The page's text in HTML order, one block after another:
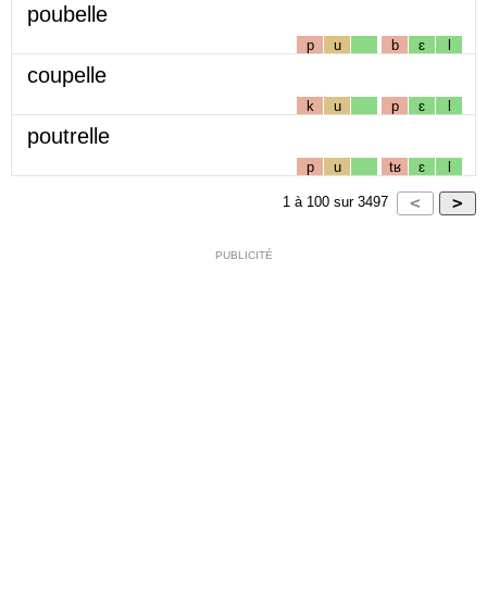
poubelle
p u b ɛ l
coupelle
k u p ɛ l
poutrelle
p u tʁ ɛ l
1 à 100 sur 3497
PUBLICITÉ